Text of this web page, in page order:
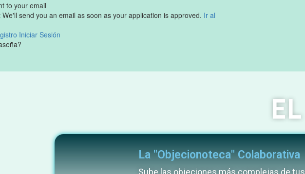
to your email
We'll send you an email as soon as your application is approved. Ir al
Iniciar Sesión
EL
La "Objecionoteca" Colaborativa
Sube las objeciones más complejas de tus